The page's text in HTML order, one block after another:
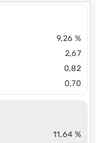
9,26 %
2,67
0,82
0,70
11,64 %